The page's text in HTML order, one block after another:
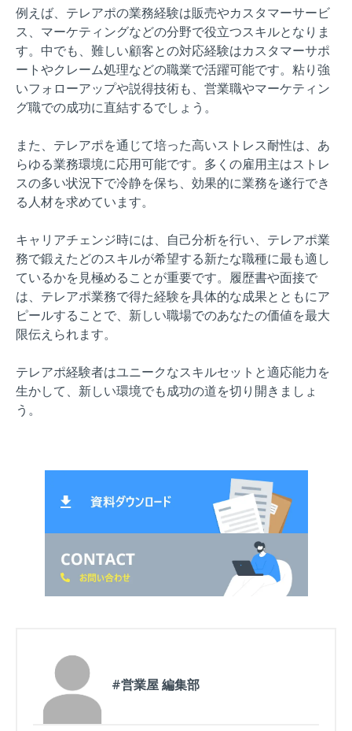
例えば、テレアポの業務経験は販売やカスタマーサービ
ス、マーケティングなどの分野で役立つスキルとなりま
す。中でも、難しい顧客との対応経験はカスタマーサポ
ートやクレーム処理などの職業で活躍可能です。粘り強
いフォローアップや説得技術も、営業職やマーケティン
グ職での成功に直結するでしょう。
また、テレアポを通じて培った高いストレス耐性は、あ
らゆる業務環境に応用可能です。多くの雇用主はストレ
スの多い状況下で冷静を保ち、効果的に業務を遂行でき
る人材を求めています。
キャリアチェンジ時には、自己分析を行い、テレアポ業
務で鍛えたどのスキルが希望する新たな職種に最も適し
ているかを見極めることが重要です。履歴書や面接で
は、テレアポ業務で得た経験を具体的な成果とともにア
ピールすることで、新しい職場でのあなたの価値を最大
限伝えられます。
テレアポ経験者はユニークなスキルセットと適応能力を
生かして、新しい環境でも成功の道を切り開きましょ
う。
#営業屋 編集部